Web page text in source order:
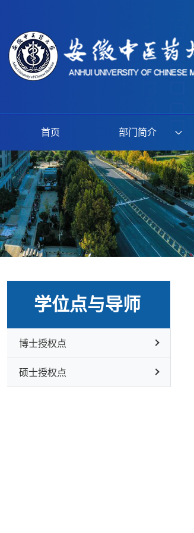
首页 部门简介
学位点与导师
博士授权点
硕士授权点